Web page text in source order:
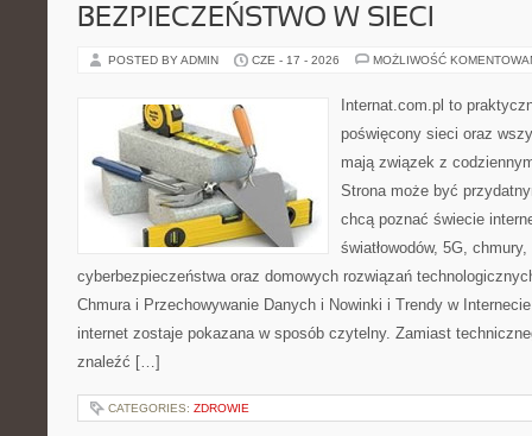
BEZPIECZEŃSTWO W SIECI
POSTED BY ADMIN CZE - 17 - 2026 MOŻLIWOŚĆ
Internat.com.pl to
poświęcony sieci oraz
mają związek z
Strona może być
chcą poznać świecie
światłowodów, 5G,
cyberbezpieczeństwa oraz domowych rozwiązań
Chmura i Przechowywanie Danych i Nowinki i Trendy w
internet zostaje pokazana w sposób czytelny. Zamiast
znaleźć […]
CATEGORIES: ZDROWIE